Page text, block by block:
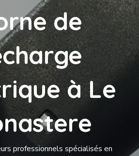
de
à Le
professionnels spécialisés en